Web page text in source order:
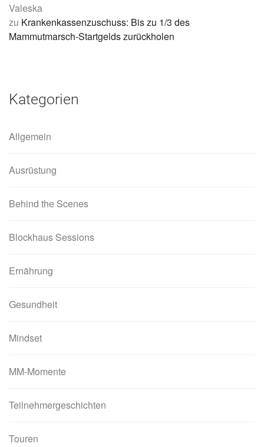
Valeska
zu Krankenkassenzuschuss: Bis zu 1/3 des
Mammutmarsch-Startgelds zurückholen
Kategorien
Allgemein
Ausrüstung
Behind the Scenes
Blockhaus Sessions
Ernährung
Gesundheit
Mindset
MM-Momente
Teilnehmergeschichten
Touren